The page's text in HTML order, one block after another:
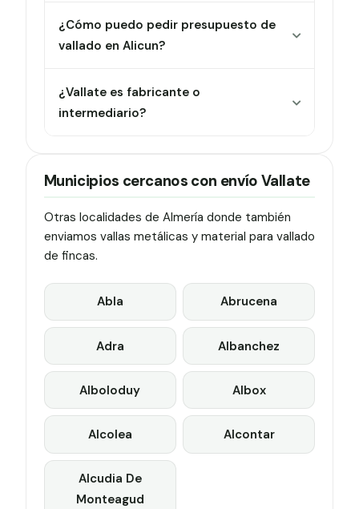
¿Cómo puedo pedir presupuesto de
vallado en Alicun?
¿Vallate es fabricante o
intermediario?
Municipios cercanos con envío Vallate
Otras localidades de Almería donde también
enviamos vallas metálicas y material para vallado
de fincas.
Abla Abrucena
Adra Albanchez
Alboloduy Albox
Alcolea Alcontar
Alcudia De
Monteagud